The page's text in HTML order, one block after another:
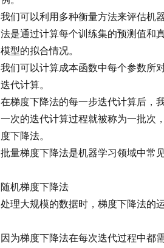
我们可以利用多种衡量方法来评估机
法是通过计算每个训练集的预测值和
模型的拟合情况。
我们可以计算成本函数中每个参数所
迭代计算。
在梯度下降法的每一步迭代计算后，
一次的迭代计算过程就被称为一批次
度下降法。
批量梯度下降法是机器学习领域中常
随机梯度下降法
处理大规模的数据时，梯度下降法的
因为梯度下降法在每次迭代过程中都